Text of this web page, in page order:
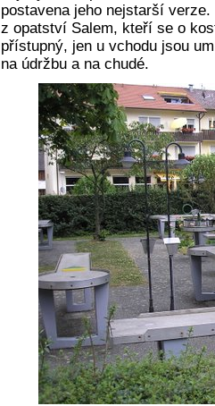
postavena jeho nejstarší
z opatství Salem, kteří se o
přístupný, jen u vchodu jsou
na údržbu a na chudé.